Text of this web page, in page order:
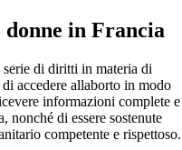
in Francia
di diritti in materia di
accedere allaborto in modo
informazioni complete e
di essere sostenute
competente e rispettoso.